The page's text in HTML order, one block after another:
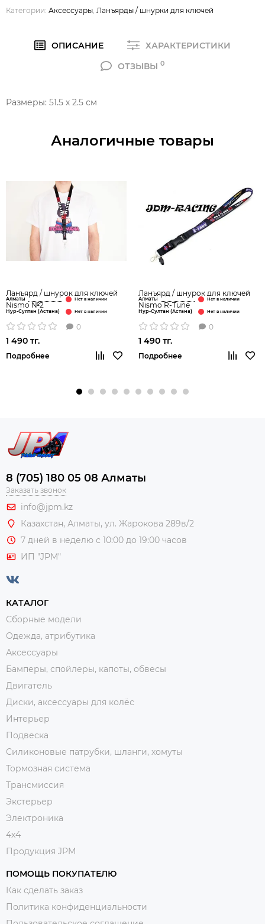
Категории: Аксессуары Ланъярды / шнурки для ключей
ОПИСАНИЕ
ХАРАКТЕРИСТИКИ
ОТЗЫВЫ 0
Размеры: 51.5 х 2.5 см
Аналогичные товары
Ланъярд / шнурок для ключей
Nismo №2
Алматы
Нур-Султан (Астана)
0
1 490 тг.
Подробнее
Ланъярд / шнурок для ключей
Nismo R-Tune
Алматы
Нур-Султан (Астана)
0
1 490 тг.
Подробнее
8 (705) 180 05 08 Алматы
Заказать звонок
info@jpm.kz
Казахстан, Алматы, ул. Жарокова 289в/2
7 дней в неделю с 10:00 до 19:00 часов
ИП "JPM"
КАТАЛОГ
Сборные модели
Одежда, атрибутика
Аксессуары
Бамперы, спойлеры, капоты, обвесы
Двигатель
Диски, аксессуары для колёс
Интерьер
Подвеска
Силиконовые патрубки, шланги, хомуты
Тормозная система
Трансмиссия
Экстерьер
Электроника
4x4
Продукция JPM
ПОМОЩЬ ПОКУПАТЕЛЮ
Как сделать заказ
Политика конфиденциальности